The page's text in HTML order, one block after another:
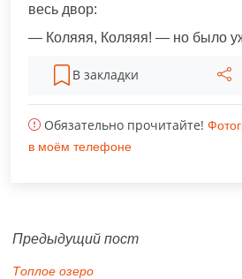
весь двор:
— Коляяя, Коляяя! — но было
В закладки
Обязательно прочитайте!
в моём телефоне
Предыдущий пост
Топлое озеро